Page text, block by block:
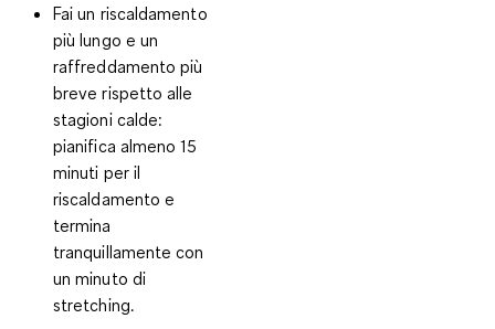
Fai un riscaldamento
più lungo e un
raffreddamento più
breve rispetto alle
stagioni calde:
pianifica almeno 15
minuti per il
riscaldamento e
termina
tranquillamente con
un minuto di
stretching.